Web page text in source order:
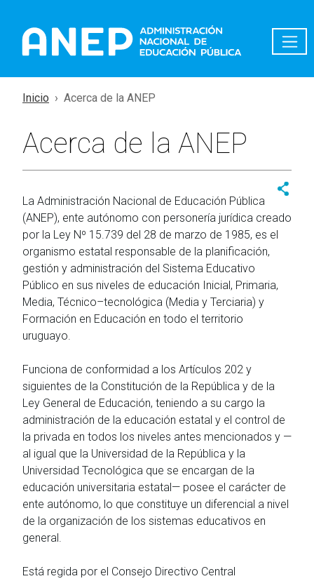
Inicio Acerca de la ANEP
Acerca de la ANEP
La Administración Nacional de Educación Pública
(ANEP), ente autónomo con personería jurídica creado
por la Ley Nº 15.739 del 28 de marzo de 1985, es el
organismo estatal responsable de la planificación,
gestión y administración del Sistema Educativo
Público en sus niveles de educación Inicial, Primaria,
Media, Técnico–tecnológica (Media y Terciaria) y
Formación en Educación en todo el territorio
uruguayo.
Funciona de conformidad a los Artículos 202 y
siguientes de la Constitución de la República y de la
Ley General de Educación, teniendo a su cargo la
administración de la educación estatal y el control de
la privada en todos los niveles antes mencionados y —
al igual que la Universidad de la República y la
Universidad Tecnológica que se encargan de la
educación universitaria estatal— posee el carácter de
ente autónomo, lo que constituye un diferencial a nivel
de la organización de los sistemas educativos en
general.
Está regida por el Consejo Directivo Central